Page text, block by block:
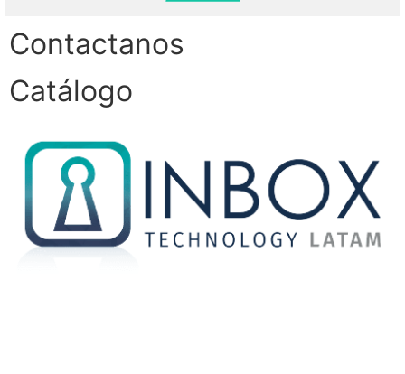
Contactanos
Catálogo